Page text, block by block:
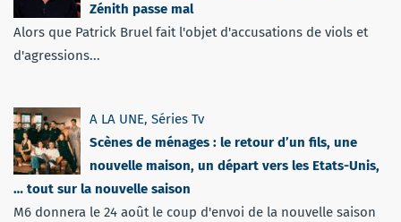
Zénith passe mal
Alors que Patrick Bruel fait l'objet d'accusations de viols et
d'agressions...
A LA UNE, Séries Tv
Scènes de ménages : le retour d’un fils, une
nouvelle maison, un départ vers les Etats-Unis,
… tout sur la nouvelle saison
M6 donnera le 24 août le coup d'envoi de la nouvelle saison